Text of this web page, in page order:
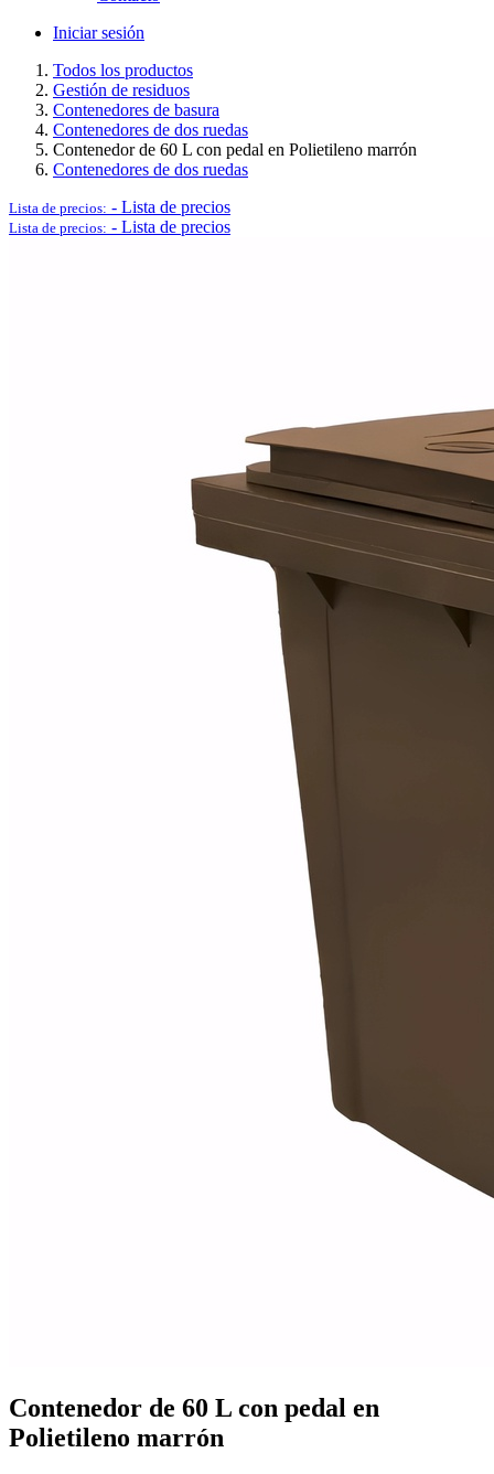
Logística y Equipamiento Auxiliar
Ver todo en Logística y Equipamiento Auxiliar→
Postes separadores/Catenarias
Mobiliario de vestuarios
Iniciar sesión
Todos los productos
Gestión de residuos
Contenedores de basura
Contenedores de dos ruedas
Contenedor de 60 L con pedal en Polietileno marrón
Contenedores de dos ruedas
Lista de precios: - Lista de precios
Lista de precios: - Lista de precios
Contenedor de 60 L con pedal en
Polietileno marrón